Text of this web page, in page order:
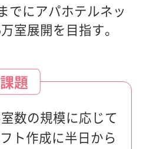
でにアパホテルネッ
室展開を目指す。
課題
数の規模に応じて
ト作成に半日から